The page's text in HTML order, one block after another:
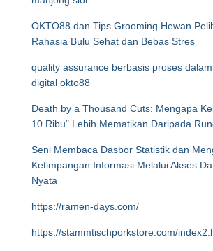
OKTO88 dan Tips Grooming Hewan
Rahasia Bulu Sehat dan Bebas Stres
quality assurance berbasis proses
digital okto88
Death by a Thousand Cuts: Mengapa
10 Ribu" Lebih Mematikan Daripada
Seni Membaca Dasbor Statistik dan
Ketimpangan Informasi Melalui Akses
Nyata
https://ramen-days.com/
https://stammtischporkstore.com/